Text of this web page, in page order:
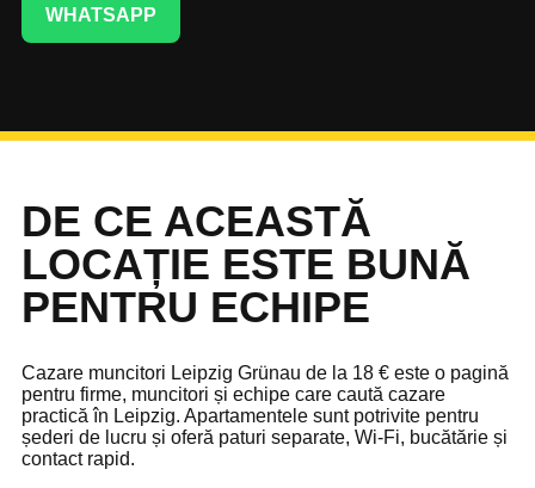
WHATSAPP
DE CE ACEASTĂ
LOCAȚIE ESTE BUNĂ
PENTRU ECHIPE
Cazare muncitori Leipzig Grünau de la 18 € este o pagină
pentru firme, muncitori și echipe care caută cazare
practică în Leipzig. Apartamentele sunt potrivite pentru
șederi de lucru și oferă paturi separate, Wi-Fi, bucătărie și
contact rapid.